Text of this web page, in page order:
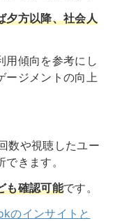
夕方以降、社会人
用傾向を参考にし
ージメントの向上
数や視聴したユー
きます。
も確認可能です。
のインサイトと